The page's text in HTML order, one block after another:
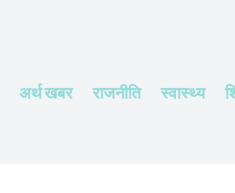
अर्थ खबर राजनीति स्वास्थ्य